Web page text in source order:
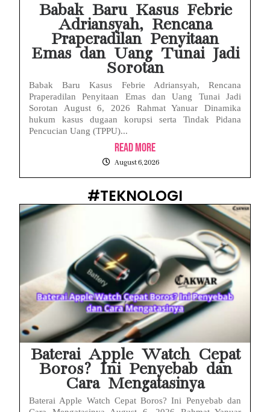
Babak Baru Kasus Febrie
Adriansyah, Rencana
Praperadilan Penyitaan
Emas dan Uang Tunai Jadi
Sorotan
Babak Baru Kasus Febrie Adriansyah, Rencana
Praperadilan Penyitaan Emas dan Uang Tunai Jadi
Sorotan August 6, 2026 Rahmat Yanuar Dinamika
hukum kasus dugaan korupsi serta Tindak Pidana
Pencucian Uang (TPPU)...
Read More
August 6, 2026
#TEKNOLOGI
Baterai Apple Watch Cepat
Boros? Ini Penyebab dan
Cara Mengatasinya
Baterai Apple Watch Cepat Boros? Ini Penyebab dan